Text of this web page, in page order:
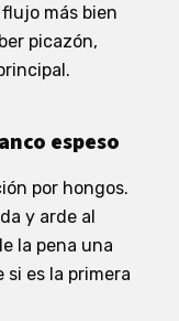
más bien
picazón,
espeso
por hongos.
y arde al
la pena una
es la primera